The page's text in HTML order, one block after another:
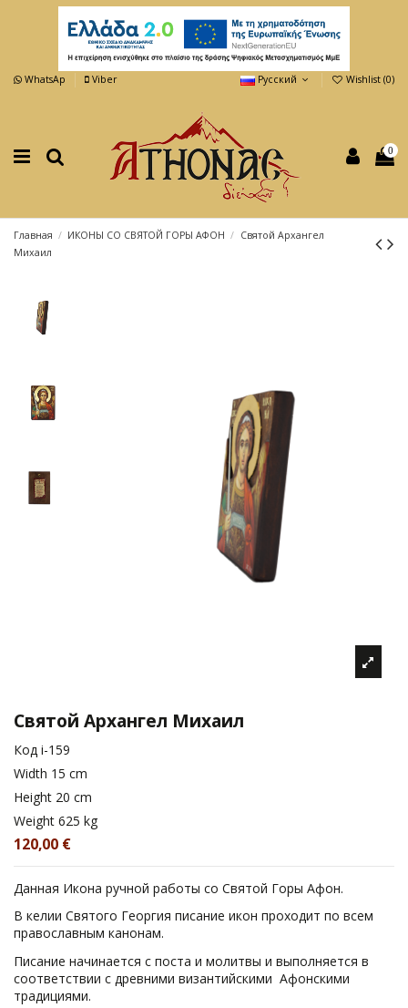
WhatsAp Viber Русский Wishlist (0)
0
Главная ИКОНЫ СО СВЯТОЙ ГОРЫ АФОН
Святой Архангел
Михаил
Святой Архангел Михаил
Код i-159
Width 15 cm
Height 20 cm
Weight 625 kg
120,00 €
Данная Икона ручной работы со Святой Горы Афон.
В келии Святого Георгия писание икон проходит по всем
православным канонам.
Писание начинается с поста и молитвы и выполняется в
соответствии с древними византийскими Афонскими
традициями.